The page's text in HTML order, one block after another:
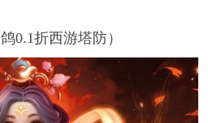
0.1折西游塔防）